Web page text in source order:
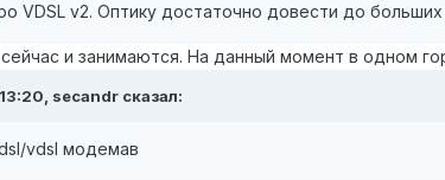
VDSL v2. Оптику достаточно довести до
и занимаются. На данный момент в одном
secandr сказал:
vdsl модемав